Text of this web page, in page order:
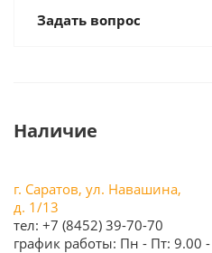
Задать вопрос
Наличие
г. Саратов, ул. Навашина,
д. 1/13
тел: +7 (8452) 39-70-70
график работы: Пн - Пт: 9.00